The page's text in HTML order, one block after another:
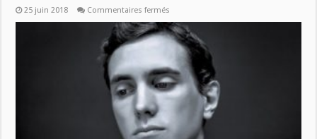
25 juin 2018 Commentaires fermés
du
27/06
Poncelet